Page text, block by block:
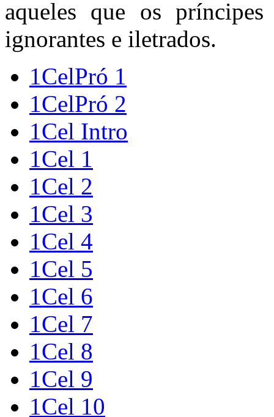
aqueles que os
ignorantes e iletrados.
1CelPró 1
1CelPró 2
1Cel Intro
1Cel 1
1Cel 2
1Cel 3
1Cel 4
1Cel 5
1Cel 6
1Cel 7
1Cel 8
1Cel 9
1Cel 10